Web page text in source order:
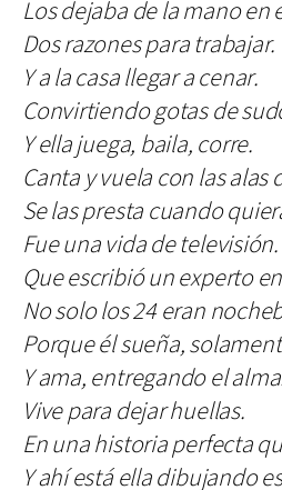
Los dejaba de la mano en
Dos razones para trabajar.
Y a la casa llegar a cenar.
Convirtiendo gotas de
Y ella juega, baila, corre.
Canta y vuela con las alas
Se las presta cuando
Fue una vida de televisión.
Que escribió un experto
No solo los 24 eran
Porque él sueña,
Y ama, entregando el
Vive para dejar huellas.
En una historia perfecta
Y ahí está ella dibujando